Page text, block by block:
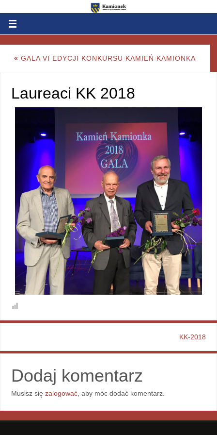
« GALA VI EDYCJI KONKURSU KAMIEŃ KAMIONKA
Laureaci KK 2018
KK-2018
Dodaj komentarz
Musisz się zalogować, aby móc dodać komentarz.